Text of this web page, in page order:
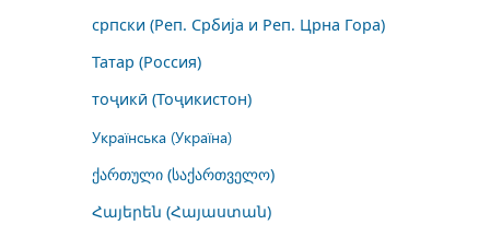
српски (Реп. Србија и Реп. Црна Гора)
Татар (Россия)
тоҷикӣ (Тоҷикистон)
Українська (Україна)
ქართული (საქართველო)
Հայերեն (Հայաստան)